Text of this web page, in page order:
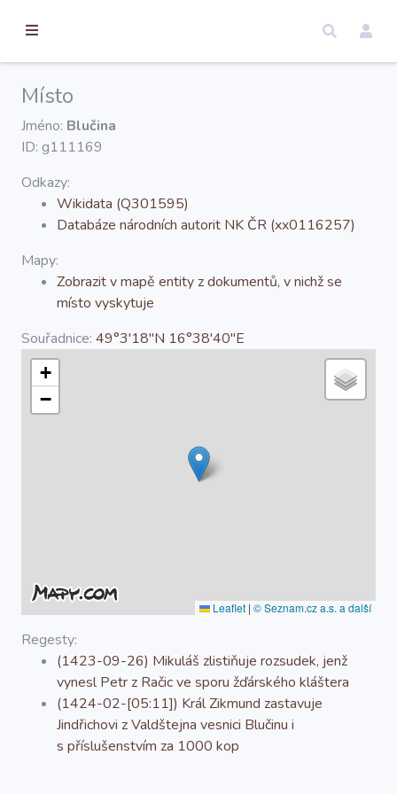
Úvod
Regesty
Hledat
Mapy
O projektu
Místo
Jméno: Blučina
ID: g111169
Odkazy:
Wikidata (Q301595)
Databáze národních autorit NK ČR (xx0116257)
Mapy:
Zobrazit v mapě entity z dokumentů, v nichž se
místo vyskytuje
Souřadnice: 49°3'18''N 16°38'40''E
+
−
Leaflet | © Seznam.cz a.s. a další
Regesty:
(1423-09-26) Mikuláš zlistiňuje rozsudek, jenž
vynesl Petr z Račic ve sporu žďárského kláštera
(1424-02-[05:11]) Král Zikmund zastavuje
Jindřichovi z Valdštejna vesnici Blučinu i
s příslušenstvím za 1000 kop